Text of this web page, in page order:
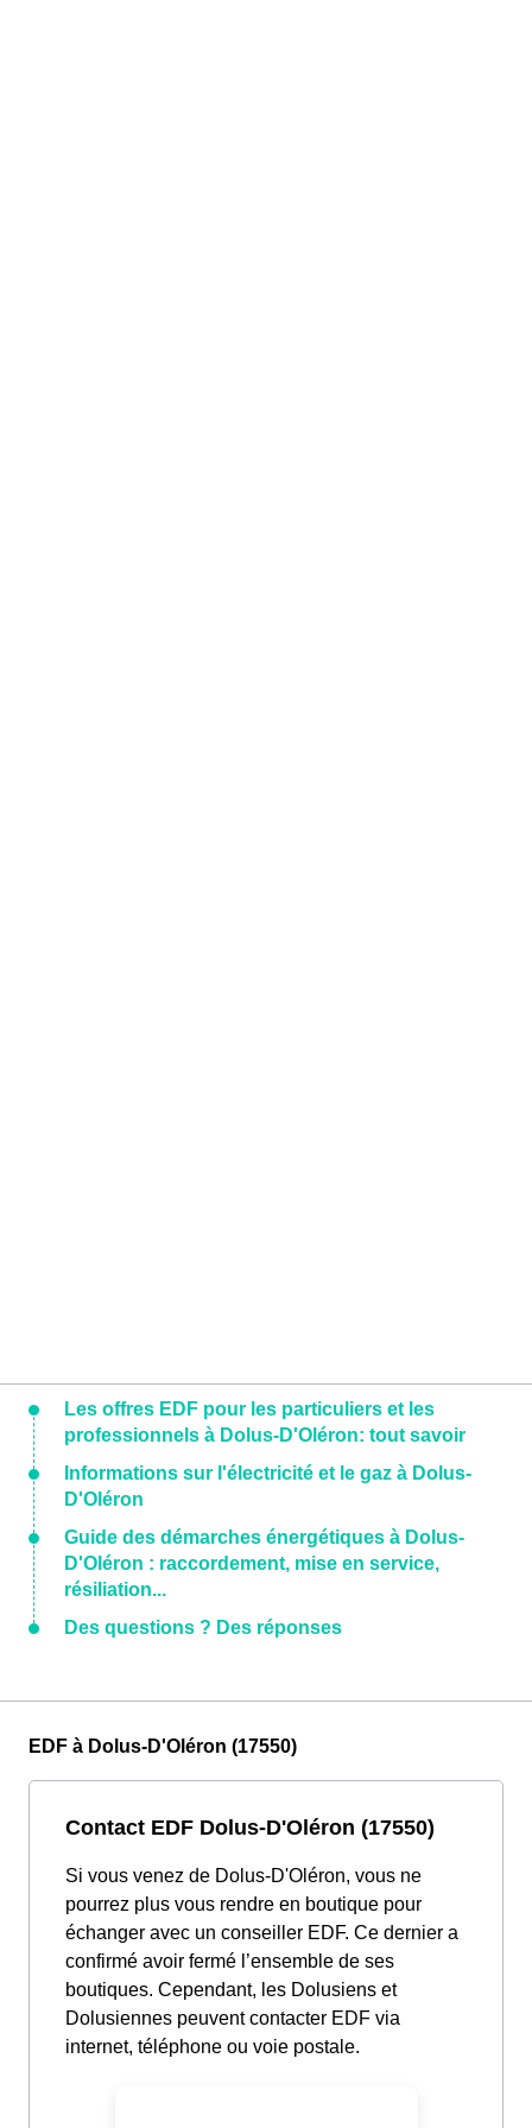
Les offres EDF pour les particuliers et les
professionnels à Dolus-D'Oléron: tout savoir
Informations sur l'électricité et le gaz à Dolus-
D'Oléron
Guide des démarches énergétiques à Dolus-
D'Oléron : raccordement, mise en service,
résiliation...
Des questions ? Des réponses
EDF à Dolus-D'Oléron (17550)
Contact EDF Dolus-D'Oléron (17550)
Si vous venez de Dolus-D'Oléron, vous ne
pourrez plus vous rendre en boutique pour
échanger avec un conseiller EDF. Ce dernier a
confirmé avoir fermé l’ensemble de ses
boutiques. Cependant, les Dolusiens et
Dolusiennes peuvent contacter EDF via
internet, téléphone ou voie postale.